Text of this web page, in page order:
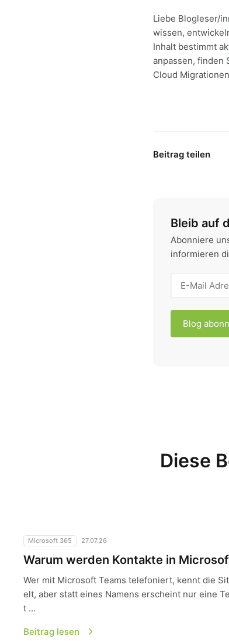
Liebe Blogleser/
wissen,
Inhalt bestimmt
anpassen, finden
Cloud
Beitrag teilen
Bleib auf
Abonniere
informieren
Diese
Microsoft 365 27.07.26
Warum werden Kontakte in
Wer mit Microsoft Teams telefoniert, kennt die
elt, aber statt eines Namens erscheint nur eine
t ...
Beitrag lesen